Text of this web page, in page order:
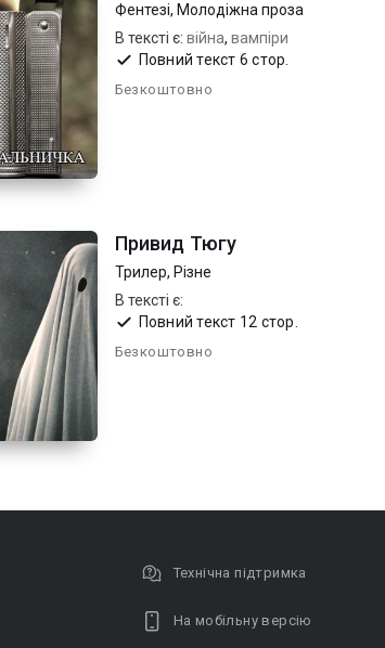
Фентезі, Молодіжна проза
В тексті є: війна, вампіри
Повний текст 6 стор.
Безкоштовно
Привид Тюгу
Трилер, Різне
В тексті є:
Повний текст 12 стор.
Безкоштовно
Технічна підтримка
На мобільну версію